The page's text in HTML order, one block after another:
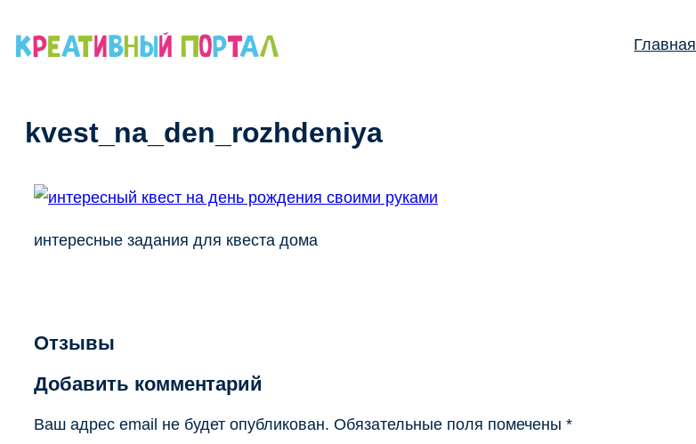
Главная
kvest_na_den_rozhdeniya
интересные задания для квеста дома
Отзывы
Добавить комментарий
Ваш адрес email не будет опубликован. Обязательные поля помечены *